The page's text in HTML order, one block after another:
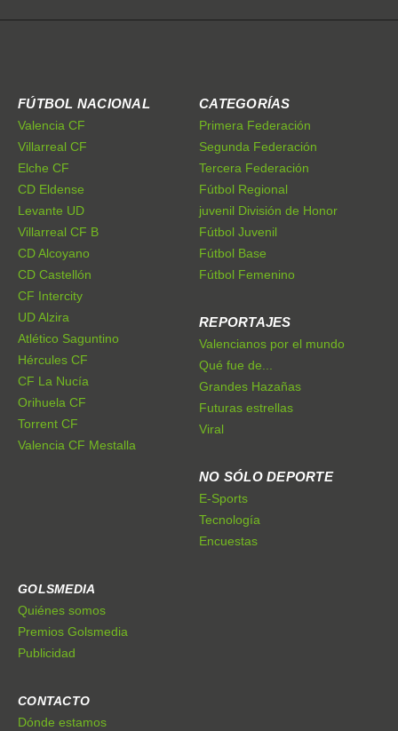
FÚTBOL NACIONAL
Valencia CF
Villarreal CF
Elche CF
CD Eldense
Levante UD
Villarreal CF B
CD Alcoyano
CD Castellón
CF Intercity
UD Alzira
Atlético Saguntino
Hércules CF
CF La Nucía
Orihuela CF
Torrent CF
Valencia CF Mestalla
CATEGORÍAS
Primera Federación
Segunda Federación
Tercera Federación
Fútbol Regional
juvenil División de Honor
Fútbol Juvenil
Fútbol Base
Fútbol Femenino
REPORTAJES
Valencianos por el mundo
Qué fue de...
Grandes Hazañas
Futuras estrellas
Viral
NO SÓLO DEPORTE
E-Sports
Tecnología
Encuestas
GOLSMEDIA
Quiénes somos
Premios Golsmedia
Publicidad
CONTACTO
Dónde estamos